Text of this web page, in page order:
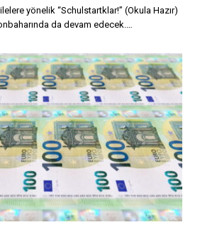
yönelik “Schulstartklar!” (Okula Hazır)
da devam edecek.…